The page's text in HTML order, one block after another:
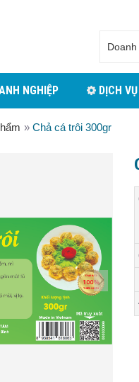
NGHIỆP DỊCH VỤ
» Chả cá trôi 300gr